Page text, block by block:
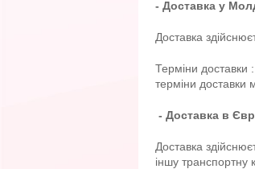
- Доставка у
Доставка
Терміни доставки
терміни доставки
- Доставка в
Доставка
іншу транспортну